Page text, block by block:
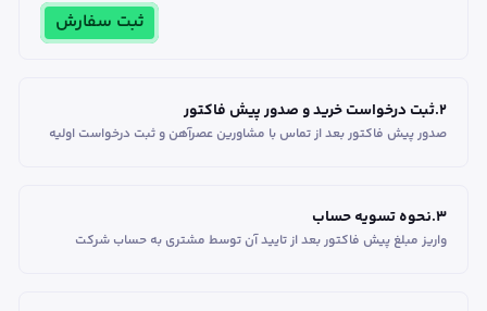
ثبت سفارش
2
.ثبت درخواست خرید و صدور پیش فاکتور
صدور پیش فاکتور بعد از تماس با مشاورین عصر‌آهن و ثبت درخواست اولیه
3
.نحوه تسویه حساب
واریز مبلغ پیش فاکتور بعد از تایید آن توسط مشتری به حساب شرکت